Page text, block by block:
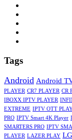
Tags
Android Android
PLAYER CR7 PLAYER CR
IBOXX IPTV PLAYER
EXTREME IPTV OTT
PRO IPTV Smart 4K Player
SMARTERS PRO IPTV
PLAYER LAZER PLAY